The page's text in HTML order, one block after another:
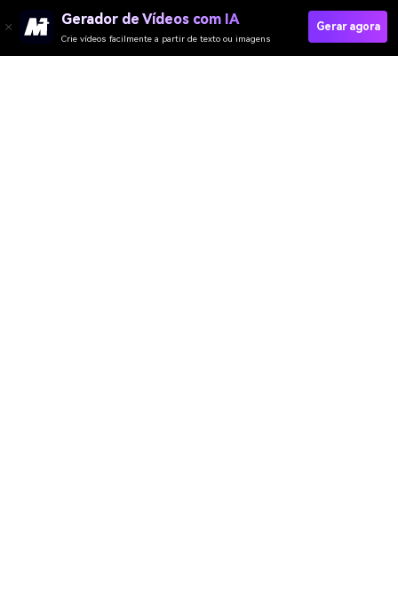
Gerador de Vídeos com IA
Crie vídeos facilmente a partir de texto ou imagens
Gerar agora